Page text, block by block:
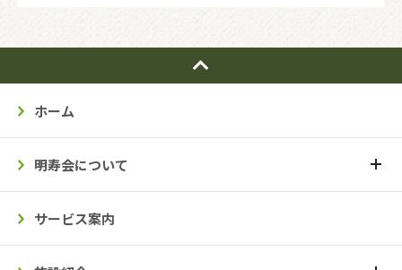
ホーム
明寿会について
サービス案内